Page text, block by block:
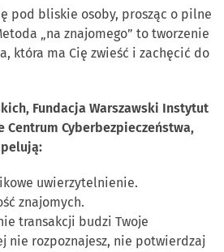
pod bliskie osoby, prosząc o pilne
„na znajomego” to tworzenie
która ma Cię zwieść i zachęcić do
Fundacja Warszawski Instytut
Centrum Cyberbezpieczeństwa,
uwierzytelnienie.
znajomych.
transakcji budzi Twoje
nie rozpoznajesz, nie potwierdzaj